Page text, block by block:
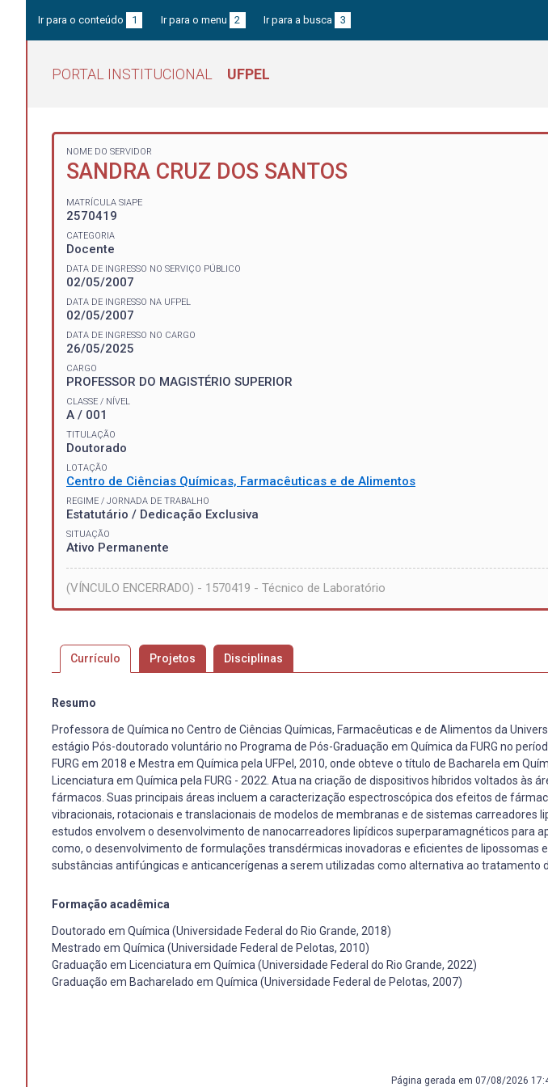
Ir para o conteúdo 1 Ir para o menu 2 Ir para a busca 3
PORTAL INSTITUCIONAL UFPEL
NOME DO SERVIDOR
SANDRA CRUZ DOS SANTOS
MATRÍCULA SIAPE
2570419
CATEGORIA
Docente
DATA DE INGRESSO NO SERVIÇO PÚBLICO
02/05/2007
DATA DE INGRESSO NA UFPEL
02/05/2007
DATA DE INGRESSO NO CARGO
26/05/2025
CARGO
PROFESSOR DO MAGISTÉRIO SUPERIOR
CLASSE / NÍVEL
A / 001
TITULAÇÃO
Doutorado
LOTAÇÃO
Centro de Ciências Químicas, Farmacêuticas e de Alimentos
REGIME / JORNADA DE TRABALHO
Estatutário / Dedicação Exclusiva
SITUAÇÃO
Ativo Permanente
(VÍNCULO ENCERRADO) - 1570419 - Técnico de Laboratório
Currículo Projetos Disciplinas
Resumo
Professora de Química no Centro de Ciências Químicas, Farmacêuticas e de Alimentos da
estágio Pós-doutorado voluntário no Programa de Pós-Graduação em Química da FURG no
FURG em 2018 e Mestra em Química pela UFPel, 2010, onde obteve o título de Bacharela em
Licenciatura em Química pela FURG - 2022. Atua na criação de dispositivos híbridos voltados às
fármacos. Suas principais áreas incluem a caracterização espectroscópica dos efeitos de
vibracionais, rotacionais e translacionais de modelos de membranas e de sistemas carreadores
estudos envolvem o desenvolvimento de nanocarreadores lipídicos superparamagnéticos para
como, o desenvolvimento de formulações transdérmicas inovadoras e eficientes de lipossomas
substâncias antifúngicas e anticancerígenas a serem utilizadas como alternativa ao tratamento
Formação acadêmica
Doutorado em Química (Universidade Federal do Rio Grande, 2018)
Mestrado em Química (Universidade Federal de Pelotas, 2010)
Graduação em Licenciatura em Química (Universidade Federal do Rio Grande, 2022)
Graduação em Bacharelado em Química (Universidade Federal de Pelotas, 2007)
Página gerada em 07/08/2026